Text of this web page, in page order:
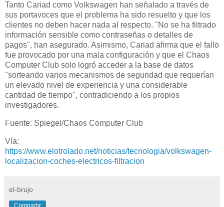
Tanto Cariad como Volkswagen han señalado a través de
sus portavoces que el problema ha sido resuelto y que los
clientes no deben hacer nada al respecto. "No se ha filtrado
información sensible como contraseñas o detalles de
pagos", han asegurado. Asimismo, Cariad afirma que el fallo
fue provocado por una mala configuración y que el Chaos
Computer Club solo logró acceder a la base de datos
"sorteando varios mecanismos de seguridad que requerían
un elevado nivel de experiencia y una considerable
cantidad de tiempo", contradiciendo a los propios
investigadores.
Fuente: Spiegel/Chaos Computer Club
Vía:
https://www.elotrolado.net/noticias/tecnologia/volkswagen-
localizacion-coches-electricos-filtracion
el-brujo
Compartir